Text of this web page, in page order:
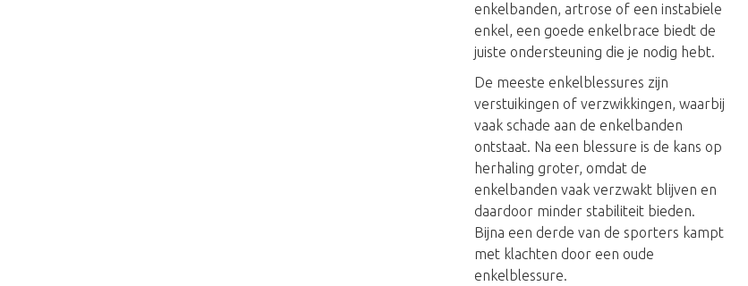
enkelbanden, artrose of een instabiele
enkel, een goede enkelbrace biedt de
juiste ondersteuning die je nodig hebt.
De meeste enkelblessures zijn
verstuikingen of verzwikkingen, waarbij
vaak schade aan de enkelbanden
ontstaat. Na een blessure is de kans op
herhaling groter, omdat de
enkelbanden vaak verzwakt blijven en
daardoor minder stabiliteit bieden.
Bijna een derde van de sporters kampt
met klachten door een oude
enkelblessure.